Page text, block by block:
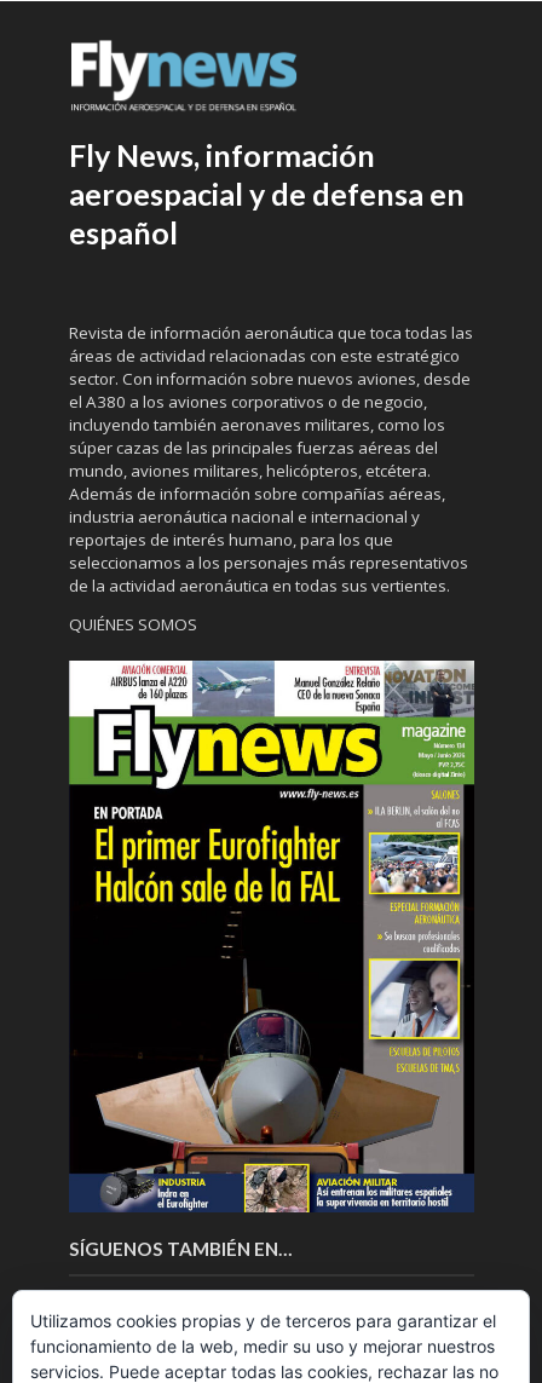
Fly News, información
aeroespacial y de defensa en
español
Revista de información aeronáutica que toca todas las
áreas de actividad relacionadas con este estratégico
sector. Con información sobre nuevos aviones, desde
el A380 a los aviones corporativos o de negocio,
incluyendo también aeronaves militares, como los
súper cazas de las principales fuerzas aéreas del
mundo, aviones militares, helicópteros, etcétera.
Además de información sobre compañías aéreas,
industria aeronáutica nacional e internacional y
reportajes de interés humano, para los que
seleccionamos a los personajes más representativos
de la actividad aeronáutica en todas sus vertientes.
QUIÉNES SOMOS
SÍGUENOS TAMBIÉN EN…
Utilizamos cookies propias y de terceros para garantizar el
funcionamiento de la web, medir su uso y mejorar nuestros
servicios. Puede aceptar todas las cookies, rechazar las no